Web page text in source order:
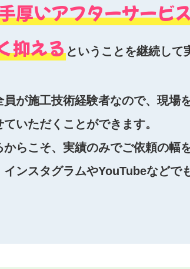
厚いアフターサービ
抑えるということを継続して
が施工技術経験者なので、現場
いただくことができます。
らこそ、実績のみでご依頼の幅
ンスタグラムやYouTubeなどで